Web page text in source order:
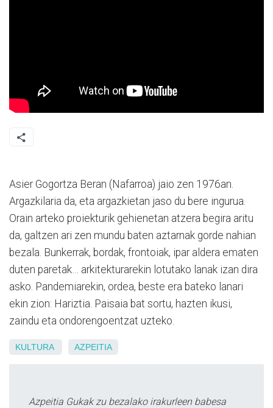
Asier Gogortza Beran (Nafarroa) jaio zen 1976an.
Argazkilaria da, eta argazkietan jaso du bere ingurua.
Orain arteko proiekturik gehienetan atzera begira aritu
da, galtzen ari zen mundu baten aztarnak gorde nahian
bezala. Bunkerrak, bordak, frontoiak, ipar aldera ematen
duten paretak… arkitekturarekin lotutako lanak izan dira
asko. Pandemiarekin, ordea, beste era bateko lanari
ekin zion: Hariztia. Paisaia bat sortu, hazten ikusi,
zaindu eta ondorengoentzat uzteko.
KULTURA AZPEITIA
Azpeitia Gukak zu bezalako irakurleen babesa